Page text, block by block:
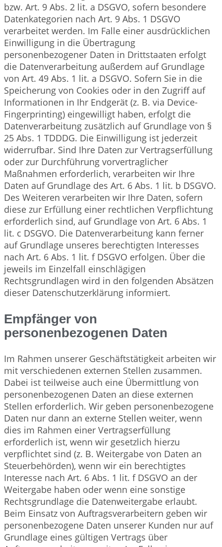
bzw. Art. 9 Abs. 2 lit. a DSGVO, sofern besondere
Datenkategorien nach Art. 9 Abs. 1 DSGVO
verarbeitet werden. Im Falle einer ausdrücklichen
Einwilligung in die Übertragung
personenbezogener Daten in Drittstaaten erfolgt
die Datenverarbeitung außerdem auf Grundlage
von Art. 49 Abs. 1 lit. a DSGVO. Sofern Sie in die
Speicherung von Cookies oder in den Zugriff auf
Informationen in Ihr Endgerät (z. B. via Device-
Fingerprinting) eingewilligt haben, erfolgt die
Datenverarbeitung zusätzlich auf Grundlage von §
25 Abs. 1 TDDDG. Die Einwilligung ist jederzeit
widerrufbar. Sind Ihre Daten zur Vertragserfüllung
oder zur Durchführung vorvertraglicher
Maßnahmen erforderlich, verarbeiten wir Ihre
Daten auf Grundlage des Art. 6 Abs. 1 lit. b DSGVO.
Des Weiteren verarbeiten wir Ihre Daten, sofern
diese zur Erfüllung einer rechtlichen Verpflichtung
erforderlich sind, auf Grundlage von Art. 6 Abs. 1
lit. c DSGVO. Die Datenverarbeitung kann ferner
auf Grundlage unseres berechtigten Interesses
nach Art. 6 Abs. 1 lit. f DSGVO erfolgen. Über die
jeweils im Einzelfall einschlägigen
Rechtsgrundlagen wird in den folgenden Absätzen
dieser Datenschutzerklärung informiert.
Empfänger von
personenbezogenen Daten
Im Rahmen unserer Geschäftstätigkeit arbeiten wir
mit verschiedenen externen Stellen zusammen.
Dabei ist teilweise auch eine Übermittlung von
personenbezogenen Daten an diese externen
Stellen erforderlich. Wir geben personenbezogene
Daten nur dann an externe Stellen weiter, wenn
dies im Rahmen einer Vertragserfüllung
erforderlich ist, wenn wir gesetzlich hierzu
verpflichtet sind (z. B. Weitergabe von Daten an
Steuerbehörden), wenn wir ein berechtigtes
Interesse nach Art. 6 Abs. 1 lit. f DSGVO an der
Weitergabe haben oder wenn eine sonstige
Rechtsgrundlage die Datenweitergabe erlaubt.
Beim Einsatz von Auftragsverarbeitern geben wir
personenbezogene Daten unserer Kunden nur auf
Grundlage eines gültigen Vertrags über